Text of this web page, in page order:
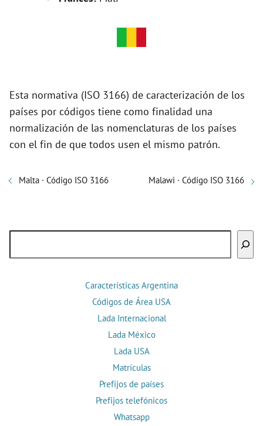
Esta normativa (ISO 3166) de caracterización de los
países por códigos tiene como finalidad una
normalización de las nomenclaturas de los países
con el fin de que todos usen el mismo patrón.
Malta · Código ISO 3166 Malawi · Código ISO 3166
Características Argentina
Códigos de Área USA
Lada Internacional
Lada México
Lada USA
Matrículas
Prefijos de países
Prefijos telefónicos
Whatsapp